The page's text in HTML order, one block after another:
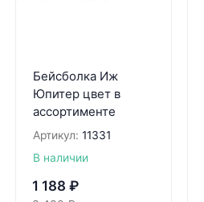
Бейсболка Иж
Юпитер цвет в
ассортименте
Артикул: 11331
В наличии
1 188 ₽